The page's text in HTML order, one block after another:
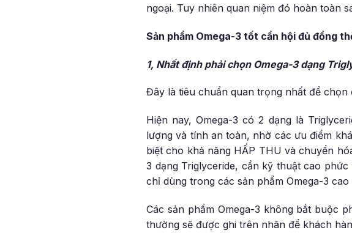
ngoại. Tuy nhiên quan niệm đó hoàn toàn
Sản phẩm Omega-3 tốt cần hội đủ đồng
1, Nhất định phải chọn Omega-3dạng
Đây là tiêu chuẩn quan trọng nhất để chọn
Hiện nay, Omega-3 có 2 dạng là
lượng và tính an toàn, nhờ các ưu điểm
biệt cho khả năng HẤP THU và chuyển
3 dạng Triglyceride, cần kỹ thuật cao
chỉ dùng trong các sản phẩm Omega-3 cao
Các sản phẩm Omega-3 không bắt buộc
thường sẽ được ghi trên nhãn để khách